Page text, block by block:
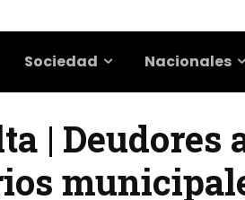
Sociedad Nacionales
|